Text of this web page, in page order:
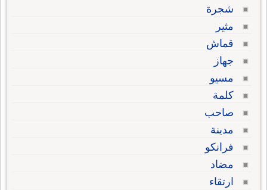
شجرة
مثير
قماش
جهاز
مسيو
كلمة
صاحب
مدينة
فرانكو
مضاد
ارتقاء